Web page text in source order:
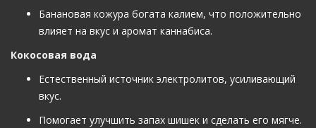
Банановая кожура богата калием, что положительно
влияет на вкус и аромат каннабиса.
Кокосовая вода
Естественный источник электролитов, усиливающий
вкус.
Помогает улучшить запах шишек и сделать его мягче.